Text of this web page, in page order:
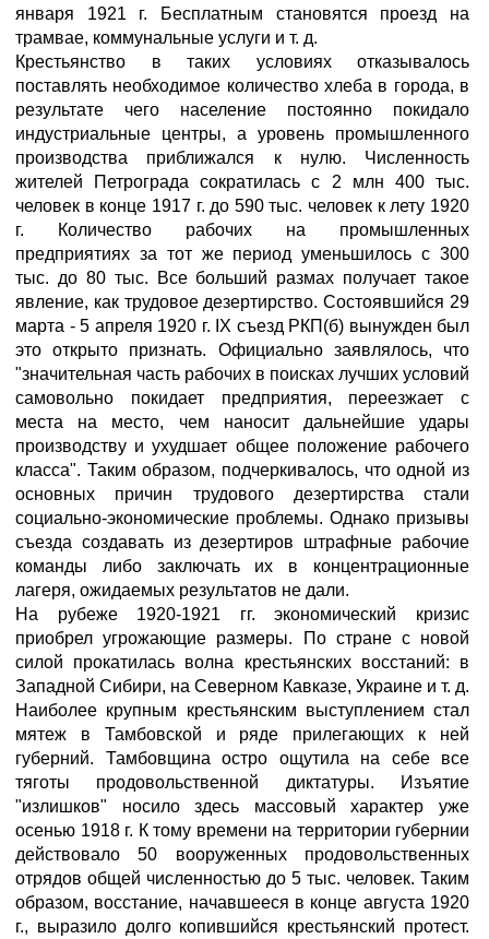
января 1921 г. Бесплатным становятся проезд на
трамвае, коммунальные услуги и т. д.
Крестьянство в таких условиях отказывалось
поставлять необходимое количество хлеба в города, в
результате чего население постоянно покидало
индустриальные центры, а уровень промышленного
производства приближался к нулю. Численность
жителей Петрограда сократилась с 2 млн 400 тыс.
человек в конце 1917 г. до 590 тыс. человек к лету 1920
г. Количество рабочих на промышленных
предприятиях за тот же период уменьшилось с 300
тыс. до 80 тыс. Все больший размах получает такое
явление, как трудовое дезертирство. Состоявшийся 29
марта - 5 апреля 1920 г. IX съезд РКП(б) вынужден был
это открыто признать. Официально заявлялось, что
"значительная часть рабочих в поисках лучших условий
самовольно покидает предприятия, переезжает с
места на место, чем наносит дальнейшие удары
производству и ухудшает общее положение рабочего
класса". Таким образом, подчеркивалось, что одной из
основных причин трудового дезертирства стали
социально-экономические проблемы. Однако призывы
съезда создавать из дезертиров штрафные рабочие
команды либо заключать их в концентрационные
лагеря, ожидаемых результатов не дали.
На рубеже 1920-1921 гг. экономический кризис
приобрел угрожающие размеры. По стране с новой
силой прокатилась волна крестьянских восстаний: в
Западной Сибири, на Северном Кавказе, Украине и т. д.
Наиболее крупным крестьянским выступлением стал
мятеж в Тамбовской и ряде прилегающих к ней
губерний. Тамбовщина остро ощутила на себе все
тяготы продовольственной диктатуры. Изъятие
"излишков" носило здесь массовый характер уже
осенью 1918 г. К тому времени на территории губернии
действовало 50 вооруженных продовольственных
отрядов общей численностью до 5 тыс. человек. Таким
образом, восстание, начавшееся в конце августа 1920
г., выразило долго копившийся крестьянский протест.